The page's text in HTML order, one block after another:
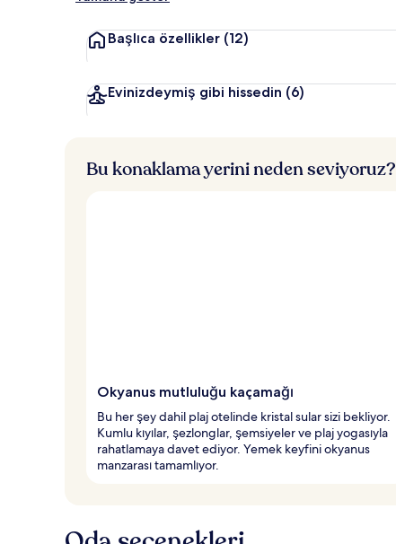
Başlıca özellikler (12)
Evinizdeymiş gibi hissedin (6)
Bu konaklama yerini neden seviyoruz?
Okyanus mutluluğu kaçamağı
Bu her şey dahil plaj otelinde kristal sular sizi bekliyor.
Kumlu kıyılar, şezlonglar, şemsiyeler ve plaj yogasıyla
rahatlamaya davet ediyor. Yemek keyfini okyanus
manzarası tamamlıyor.